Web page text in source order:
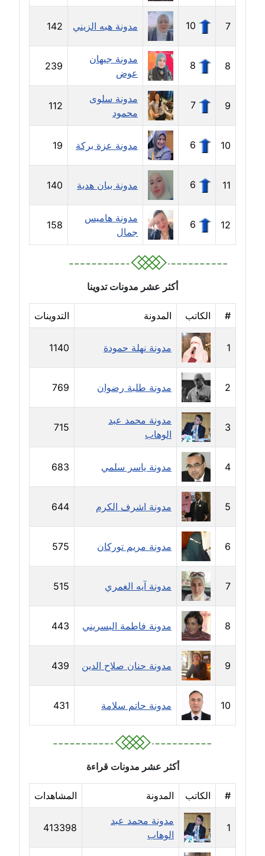
موقوف
مدونة أميرة اسماعيل
عاملة
مدونة أميرة رفعت
عاملة
مدونة أميرة محمود
عاملة
مدونة انجي مطاوع
عاملة
مدونة آيات القاضي
عاملة
مدونة ايمان الدواخلي
عاملة
مدونة ايمان صلاح
عاملة
مدونة ايمان عبد الحليم
عاملة
مدونة ايمان عماد
عاملة
مدونة ايمان قادري
عاملة
مدونة ايمن موسي
عاملة
مدونة إيناس عراقي
عاملة
مدونة آيه ابو زهرة
عاملة
مدونة آية الدرديري
عاملة
مدونة آيه الغمري
عاملة
مدونة آية عبد العزيز
مدونة ايهاب همام
عاملة
مدونة بيان هدية
عاملة
7
10 مدونة هبه الزيني 142
8
8
مدونة جيهان
عوض
239
9
7
مدونة سلوى
محمود
112
10
6 مدونة عزة بركة 19
11
6 مدونة بيان هدية 140
12
6
مدونة هاميس
جمال
158
أكثر عشر مدونات تدوينا
# الكاتب المدونة التدوينات
1 مدونة نهلة حمودة 1140
2 مدونة طلبة رضوان 769
3
مدونة محمد عبد
الوهاب
715
4 مدونة ياسر سلمي 683
5 مدونة اشرف الكرم 644
6 مدونة مريم توركان 575
7 مدونة آيه الغمري 515
8 مدونة فاطمة البسريني 443
9 مدونة حنان صلاح الدين 439
10 مدونة حاتم سلامة 431
أكثر عشر مدونات قراءة
# الكاتب المدونة المشاهدات
1
مدونة محمد عبد
الوهاب
413398